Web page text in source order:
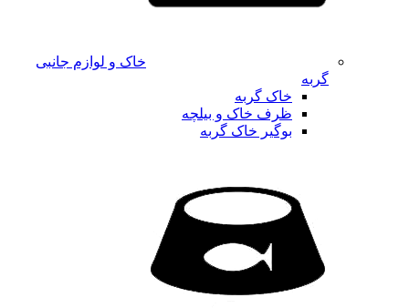
خاک و لوازم جانبی
گربه
خاک گربه
ظرف خاک و بیلچه
بوگیر خاک گربه